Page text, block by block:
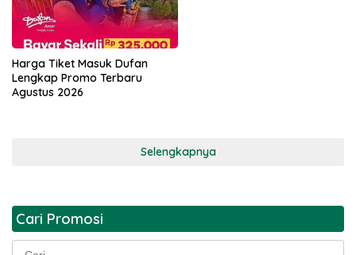
Harga Tiket Masuk Dufan
Lengkap Promo Terbaru
Agustus 2026
Selengkapnya
Cari Promosi